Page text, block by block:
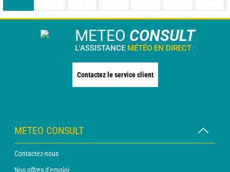
METEO CONSULT
L'ASSISTANCE MÉTÉO EN DIRECT
Contactez le service client
METEO CONSULT
Contactez-nous
Nos offres d'emploi